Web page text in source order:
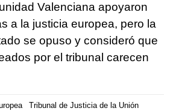
Valenciana apoyaron
a la justicia europea, pero la
se opuso y consideró que
por el tribunal carecen
Tribunal de Justicia de la Unión